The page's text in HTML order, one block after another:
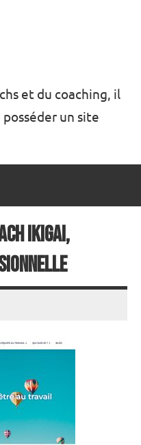
et du coaching, il
un site
Ikigai,